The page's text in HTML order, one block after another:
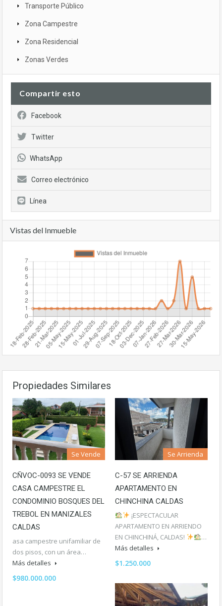
Transporte Público
Zona Campestre
Zona Residencial
Zonas Verdes
Compartir esto
Facebook
Twitter
WhatsApp
Correo electrónico
Línea
Vistas del Inmueble
Propiedades Similares
Se Vende
CÑVOC-0093 SE VENDE
CASA CAMPESTRE EL
CONDOMINIO BOSQUES DEL
TREBOL EN MANIZALES
CALDAS
asa campestre unifamiliar de
dos pisos, con un área…
Más detalles
$980.000.000
Se Arrienda
C-57 SE ARRIENDA
APARTAMENTO EN
CHINCHINA CALDAS
¡ESPECTACULAR
APARTAMENTO EN ARRIENDO
EN CHINCHINÁ, CALDAS!
…
Más detalles
$1.250.000